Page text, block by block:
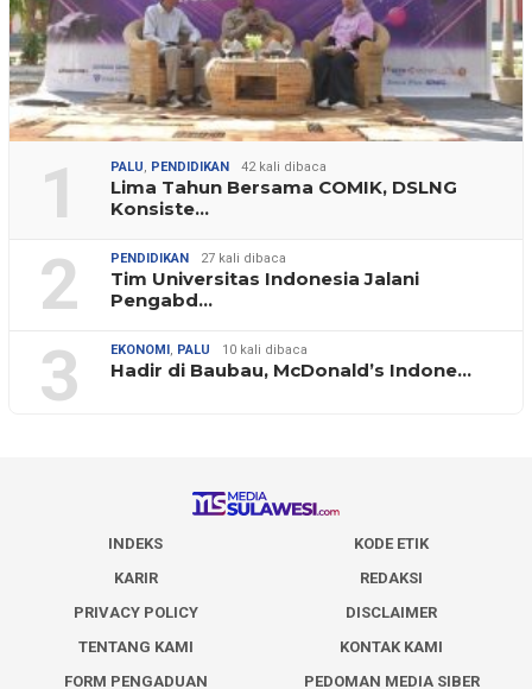
1 PALU, PENDIDIKAN 42 kali dibaca
Lima Tahun Bersama COMIK, DSLNG
Konsiste…
2 PENDIDIKAN 27 kali dibaca
Tim Universitas Indonesia Jalani
Pengabd…
3 EKONOMI , PALU 10 kali dibaca
Hadir di Baubau, McDonald’s Indone…
INDEKS
KODE ETIK
KARIR
REDAKSI
PRIVACY POLICY
DISCLAIMER
TENTANG KAMI
KONTAK KAMI
FORM PENGADUAN
PEDOMAN MEDIA SIBER